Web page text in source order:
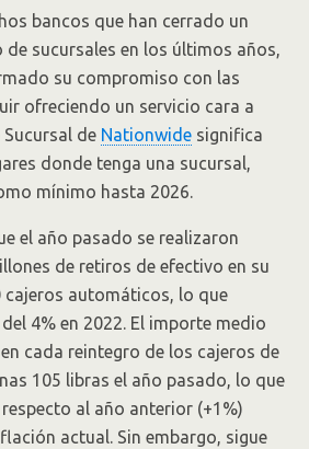
bancos que han cerrado un
sucursales en los últimos años,
su compromiso con las
ofreciendo un servicio cara a
Sucursal de Nationwide significa
donde tenga una sucursal,
mínimo hasta 2026.
el año pasado se realizaron
de retiros de efectivo en su
cajeros automáticos, lo que
4% en 2022. El importe medio
cada reintegro de los cajeros de
105 libras el año pasado, lo que
al año anterior (+1%)
actual. Sin embargo, sigue